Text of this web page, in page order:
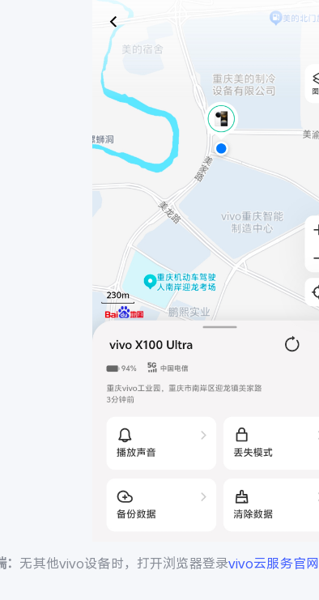
无其他vivo设备时，打开浏览器登录vivo云服务官网